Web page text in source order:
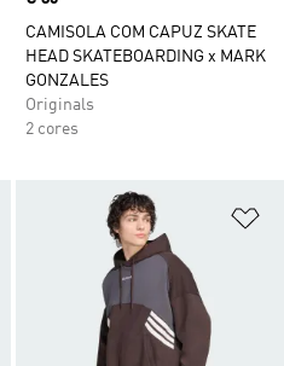
CAMISOLA COM CAPUZ SKATE
HEAD SKATEBOARDING x MARK
GONZALES
Originals
2 cores
Adicionar à Lista de Desejos